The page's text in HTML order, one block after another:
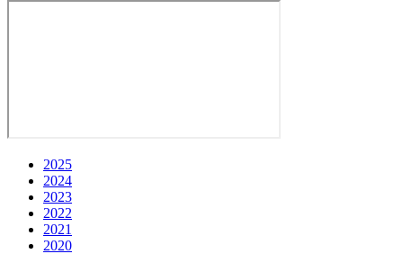
2025
2024
2023
2022
2021
2020